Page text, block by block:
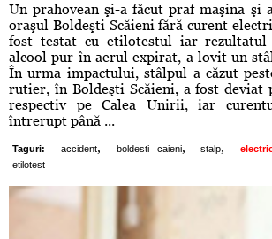
Un prahovean şi-a făcut praf maşina şi
oraşul Boldeşti Scăieni fără curent
fost testat cu etilotestul iar
alcool pur în aerul expirat, a lovit un
În urma impactului, stâlpul a căzut
rutier, în Boldeşti Scăieni, a fost deviat
respectiv pe Calea Unirii, iar
întrerupt până ...
Taguri: accident, boldesti caieni, stalp,
etilotest